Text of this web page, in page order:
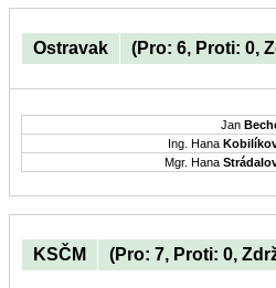
Ostravak (Pro: 6, Proti: 0,
Jan
Ing. Hana
Mgr. Hana
KSČM (Pro: 7, Proti: 0,